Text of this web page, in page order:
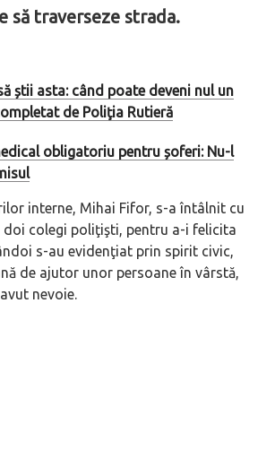
să traverseze strada.
știi asta: când poate deveni nul un
de Poliţia Rutieră
obligatoriu pentru șoferi: Nu-l
interne, Mihai Fifor, s-a întâlnit cu
doi colegi poliţişti, pentru a-i felicita
s-au evidenţiat prin spirit civic,
de ajutor unor persoane în vârstă,
nevoie.